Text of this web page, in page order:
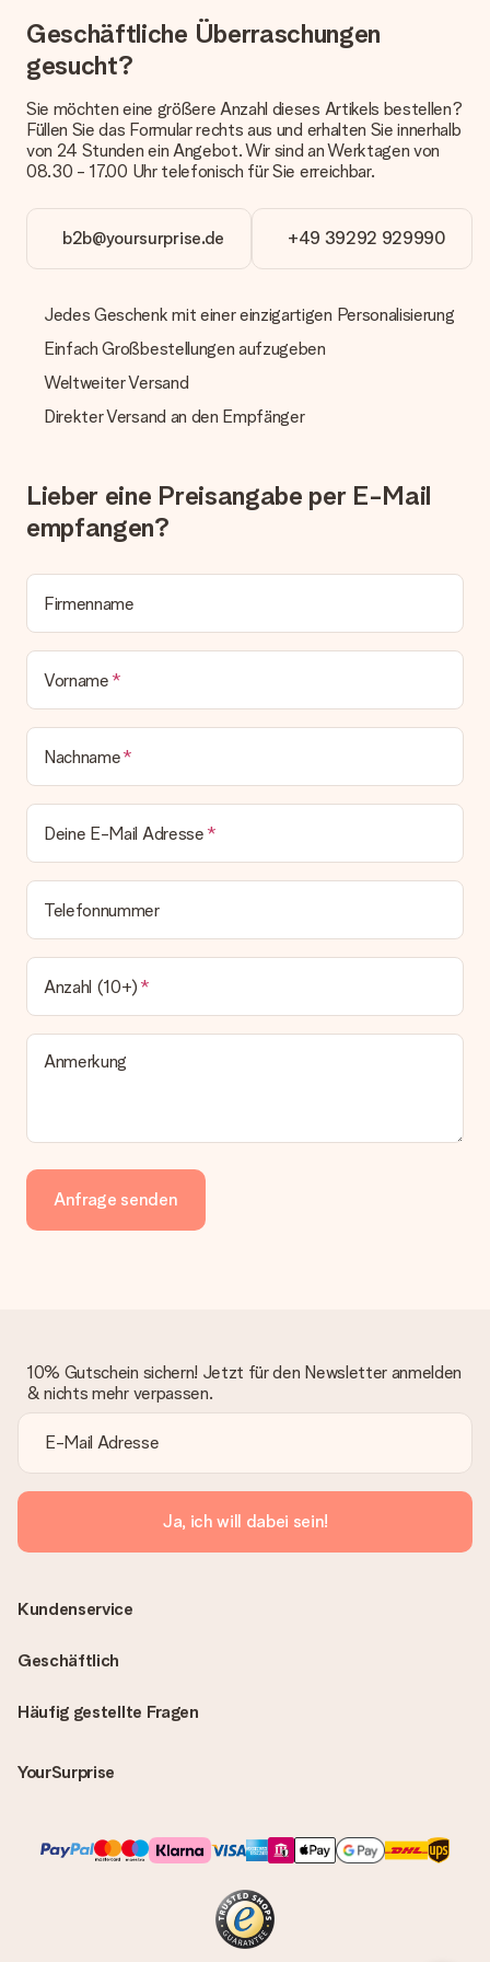
Lösungsvorschlag unterbreitet.
Wird die Rechnung mit der Bestellung mitverschickt?
Alle Lieferungen erfolgen ohne Rechnung und/oder
Lieferschein. Die Rechnung zu deiner Bestellung erhältst du
zeitgleich mit der Bestätigungsmail und kannst sie jederzeit in
deinem MySurprise Account einsehen. Du kannst das
Geschenk also direkt beim Empfänger liefern lassen und es
Geschäftliche Überraschungen
gesucht?
Sie möchten eine größere Anzahl dieses Artikels bestellen?
Füllen Sie das Formular rechts aus und erhalten Sie innerhalb
von 24 Stunden ein Angebot. Wir sind an Werktagen von
08.30 - 17.00 Uhr telefonisch für Sie erreichbar.
b2b@yoursurprise.de +49 39292 929990
Jedes Geschenk mit einer einzigartigen Personalisierung
Einfach Großbestellungen aufzugeben
Weltweiter Versand
Direkter Versand an den Empfänger
Lieber eine Preisangabe per E-Mail
empfangen?
Firmenname
Vorname
Nachname
Deine E-Mail Adresse
Telefonnummer
Anzahl (10+)
Anmerkung
Anfrage senden
10% Gutschein sichern! Jetzt für den Newsletter anmelden
& nichts mehr verpassen.
Ja, ich will dabei sein!
Häufig gestellte Fragen
YourSurprise
Kundenservice
Geschäftlich